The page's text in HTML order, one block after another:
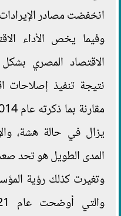
انخفضت مصادر
وفيما يخص الأداء
الاقتصاد المصري
نتيجة تنفيذ إصلاحات
يزال في حالة هشة،
المدى الطويل هو تحد
وتغيرت كذلك رؤية